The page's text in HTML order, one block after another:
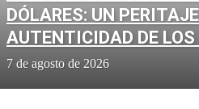
DÓLARES: UN
AUTENTICIDAD DE LOS
7 de agosto de 2026